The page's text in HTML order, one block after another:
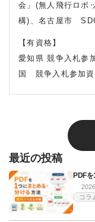
会」(無人飛行ロボ
構)、名古屋市
【有資格】
愛知県 競争入札参
国 競争入札参加
最近の投稿
PDF
コラ